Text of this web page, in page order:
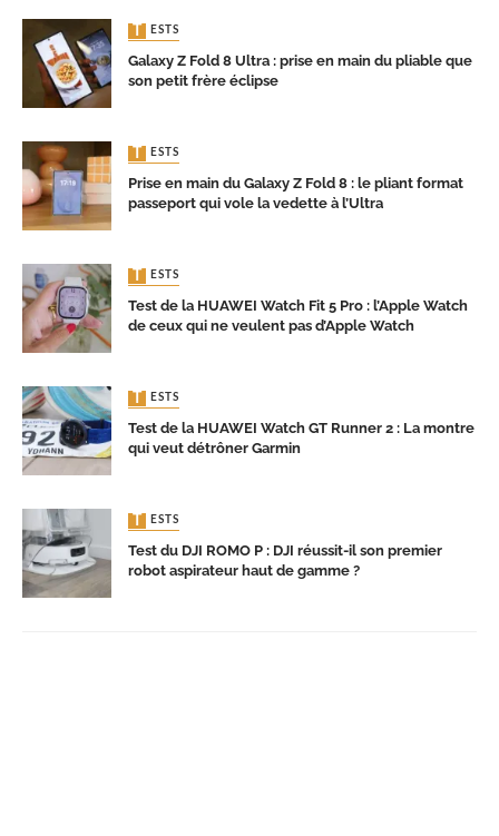
TESTS
Galaxy Z Fold 8 Ultra : prise en main du pliable que
son petit frère éclipse
TESTS
Prise en main du Galaxy Z Fold 8 : le pliant format
passeport qui vole la vedette à l’Ultra
TESTS
Test de la HUAWEI Watch Fit 5 Pro : l’Apple Watch
de ceux qui ne veulent pas d’Apple Watch
TESTS
Test de la HUAWEI Watch GT Runner 2 : La montre
qui veut détrôner Garmin
TESTS
Test du DJI ROMO P : DJI réussit-il son premier
robot aspirateur haut de gamme ?